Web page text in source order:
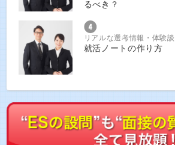
るべき？
リアルな選考情報・体験談
就活ノートの作り方